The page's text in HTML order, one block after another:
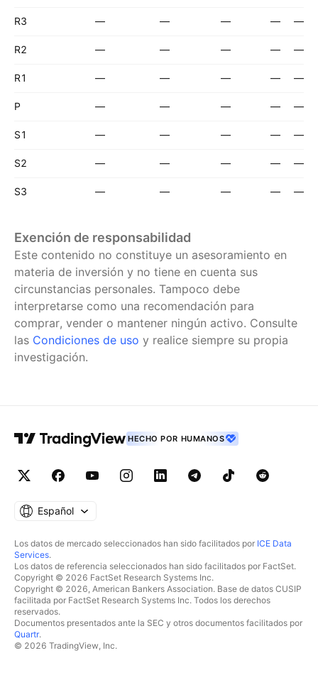
R3 — — — — —
R2 — — — — —
R1 — — — — —
P — — — — —
S1 — — — — —
S2 — — — — —
S3 — — — — —
Exención de responsabilidad
Este contenido no constituye un asesoramiento en
materia de inversión y no tiene en cuenta sus
circunstancias personales. Tampoco debe
interpretarse como una recomendación para
comprar, vender o mantener ningún activo. Consulte
las Condiciones de uso y realice siempre su propia
investigación.
HECHO POR HUMANOS
Español
Los datos de mercado seleccionados han sido facilitados por ICE Data
Services.
Los datos de referencia seleccionados han sido facilitados por FactSet.
Copyright © 2026 FactSet Research Systems Inc.
Copyright © 2026, American Bankers Association. Base de datos CUSIP
facilitada por FactSet Research Systems Inc. Todos los derechos
reservados.
Documentos presentados ante la SEC y otros documentos facilitados por
Quartr.
© 2026 TradingView, Inc.